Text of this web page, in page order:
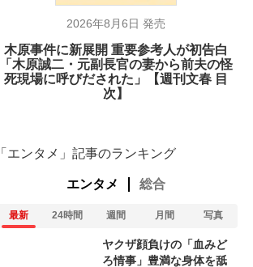
2026年8月6日 発売
木原事件に新展開 重要参考人が初告白
「木原誠二・元副長官の妻から前夫の怪
死現場に呼びだされた」【週刊文春 目
次】
「エンタメ」記事のランキング
エンタメ 総合
最新 24時間 週間 月間 写真
ヤクザ顔負けの「血みど
ろ情事」豊満な身体を舐